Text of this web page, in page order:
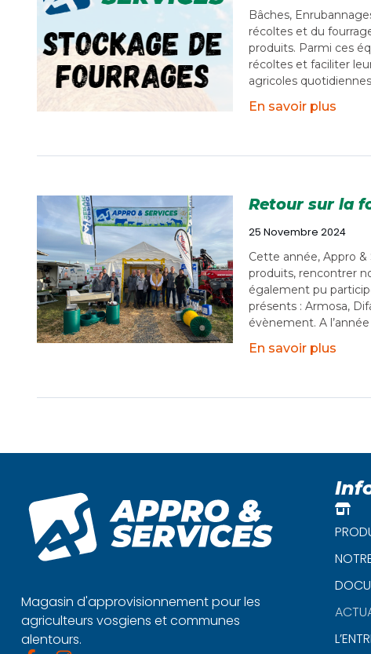
Bâches,
récoltes et du
produits. Parmi ces
récoltes et faciliter
agricoles
En savoir plus
Retour sur la
25 Novembre 2024
Cette année, Appro
produits, rencontrer
également pu
présents : Armosa,
évènement. A
En savoir plus
Magasin d'approvisionnement pour les
agriculteurs vosgiens et communes
alentours.